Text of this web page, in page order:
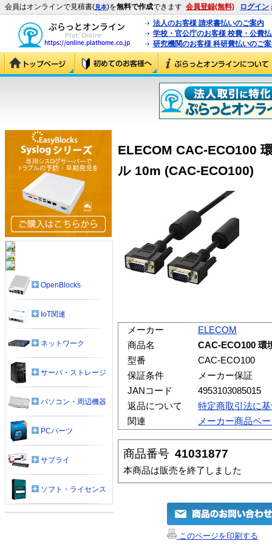
会員はオンラインで見積書(見本)を無料で作成できます 会員登録(無料) ログイン
法人のお客様 請求書払いのご案内
学校・官公庁のお客様 校費・公費
研究機関のお客様 科研費払いのご
ELECOM CAC-ECO100
ル 10m (CAC-ECO100)
メーカー
ELECOM
商品名
CAC-ECO100 環
型番
CAC-ECO100
保証条件
メーカー保証
JANコード
4953103085015
返品について
特定商取引法に
関連
メーカー商品ペ
商品番号 41031877
本商品は販売を終了しました
このページを印刷する
OpenBlocks
IoT関連
ネットワーク
サーバ・ストレージ
パソコン・周辺機器
PCパーツ
サプライ
ソフト・ライセンス